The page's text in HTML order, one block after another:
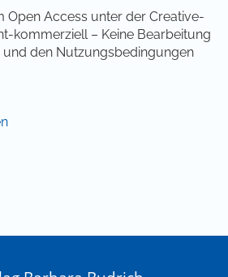
Open Access unter der Creative-
kommerziell – Keine Bearbeitung
und den Nutzungsbedingungen